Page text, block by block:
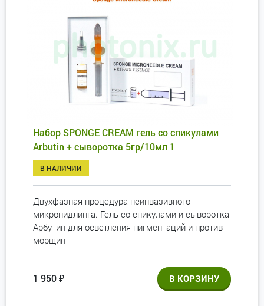
Набор SPONGE CREAM гель со спикулами
Arbutin + сыворотка 5гр/10мл 1
В НАЛИЧИИ
Двухфазная процедура неинвазивного
микронидлинга. Гель со спикулами и сыворотка
Арбутин для осветления пигментаций и против
морщин
1 950 ₽